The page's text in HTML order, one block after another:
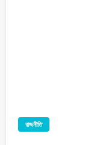
রাজনীতি